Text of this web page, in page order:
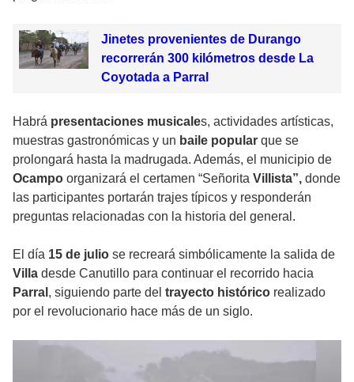
Jinetes provenientes de Durango
recorrerán 300 kilómetros desde La
Coyotada a Parral
Habrá presentaciones musicales, actividades artísticas,
muestras gastronómicas y un baile popular que se
prolongará hasta la madrugada. Además, el municipio de
Ocampo organizará el certamen “Señorita Villista”, donde
las participantes portarán trajes típicos y responderán
preguntas relacionadas con la historia del general.
El día 15 de julio se recreará simbólicamente la salida de
Villa desde Canutillo para continuar el recorrido hacia
Parral , siguiendo parte del trayecto histórico realizado
por el revolucionario hace más de un siglo.